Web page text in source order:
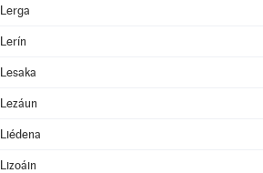
Lerga
Lerín
Lesaka
Lezáun
Liédena
Lizoáin